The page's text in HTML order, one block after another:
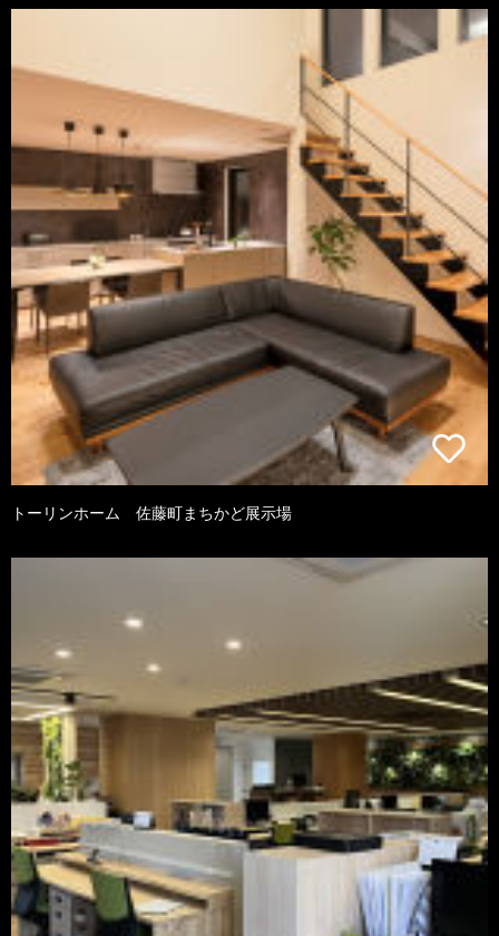
トーリンホーム 佐藤町まちかど展示場